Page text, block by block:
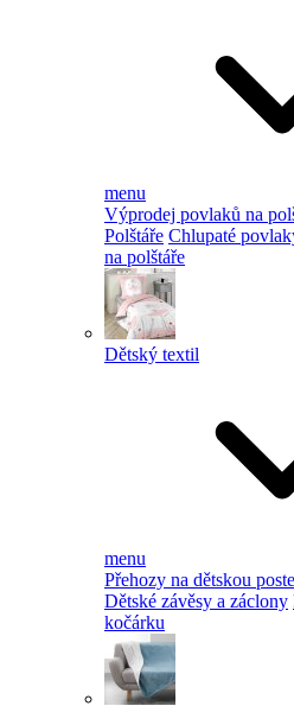
menu
Výprodej povlaků na
Polštáře Chlupaté
na polštáře
Dětský textil
menu
Přehozy na dětskou
Dětské závěsy a záclony
kočárku